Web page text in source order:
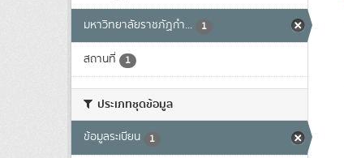
มหาวิทยาลัยราชภัฏกำ... 1
สถานที่ 1
ประเภทชุดข้อมูล
ข้อมูลระเบียน 1